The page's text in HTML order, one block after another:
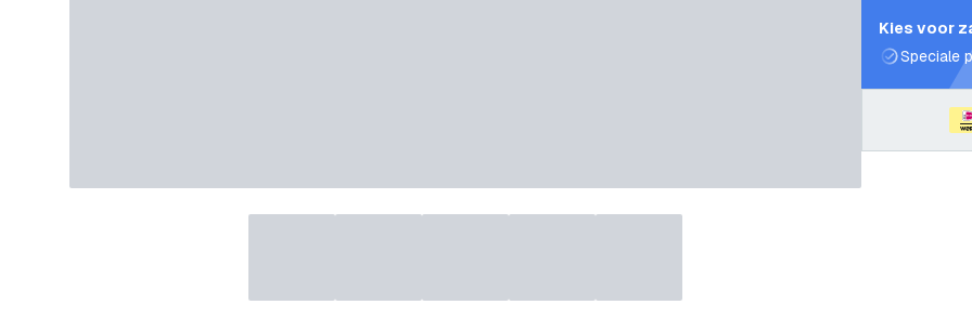
Kies voor
Speciale